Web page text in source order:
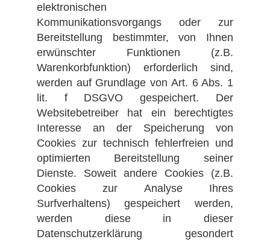
elektronischen
Kommunikationsvorgangs oder zur
Bereitstellung bestimmter, von Ihnen
erwünschter Funktionen (z.B.
Warenkorbfunktion) erforderlich sind,
werden auf Grundlage von Art. 6 Abs. 1
lit. f DSGVO gespeichert. Der
Websitebetreiber hat ein berechtigtes
Interesse an der Speicherung von
Cookies zur technisch fehlerfreien und
optimierten Bereitstellung seiner
Dienste. Soweit andere Cookies (z.B.
Cookies zur Analyse Ihres
Surfverhaltens) gespeichert werden,
werden diese in dieser
Datenschutzerklärung gesondert